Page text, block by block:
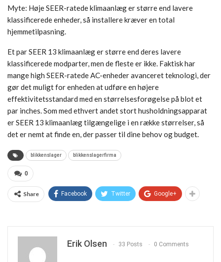
Myte: Høje SEER-ratede klimaanlæg er større end lavere
klassificerede enheder, så installere kræver en total
hjemmetilpasning.
Et par SEER 13 klimaanlæg er større end deres lavere
klassificerede modparter, men de fleste er ikke. Faktisk har
mange high SEER-ratede AC-enheder avanceret teknologi, der
gør det muligt for enheden at udføre en højere
effektivitetsstandard med en størrelsesforøgelse på blot et
par inches. Som med ethvert andet stort husholdningsapparat
er SEER 13 klimaanlæg tilgængelige i en række størrelser, så
det er nemt at finde en, der passer til dine behov og budget.
blikkenslager blikkenslagerfirma
0
Share Facebook Twitter Google+
Erik Olsen 33 Posts 0 Comments